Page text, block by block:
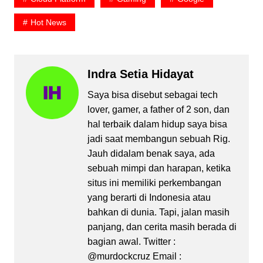
Hot News
Indra Setia Hidayat
Saya bisa disebut sebagai tech
lover, gamer, a father of 2 son, dan
hal terbaik dalam hidup saya bisa
jadi saat membangun sebuah Rig.
Jauh didalam benak saya, ada
sebuah mimpi dan harapan, ketika
situs ini memiliki perkembangan
yang berarti di Indonesia atau
bahkan di dunia. Tapi, jalan masih
panjang, dan cerita masih berada di
bagian awal. Twitter :
@murdockcruz Email :